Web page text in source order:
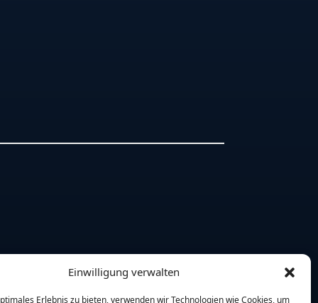
Einwilligung verwalten
Erlebnis zu bieten, verwenden wir Technologien wie Cookies, um